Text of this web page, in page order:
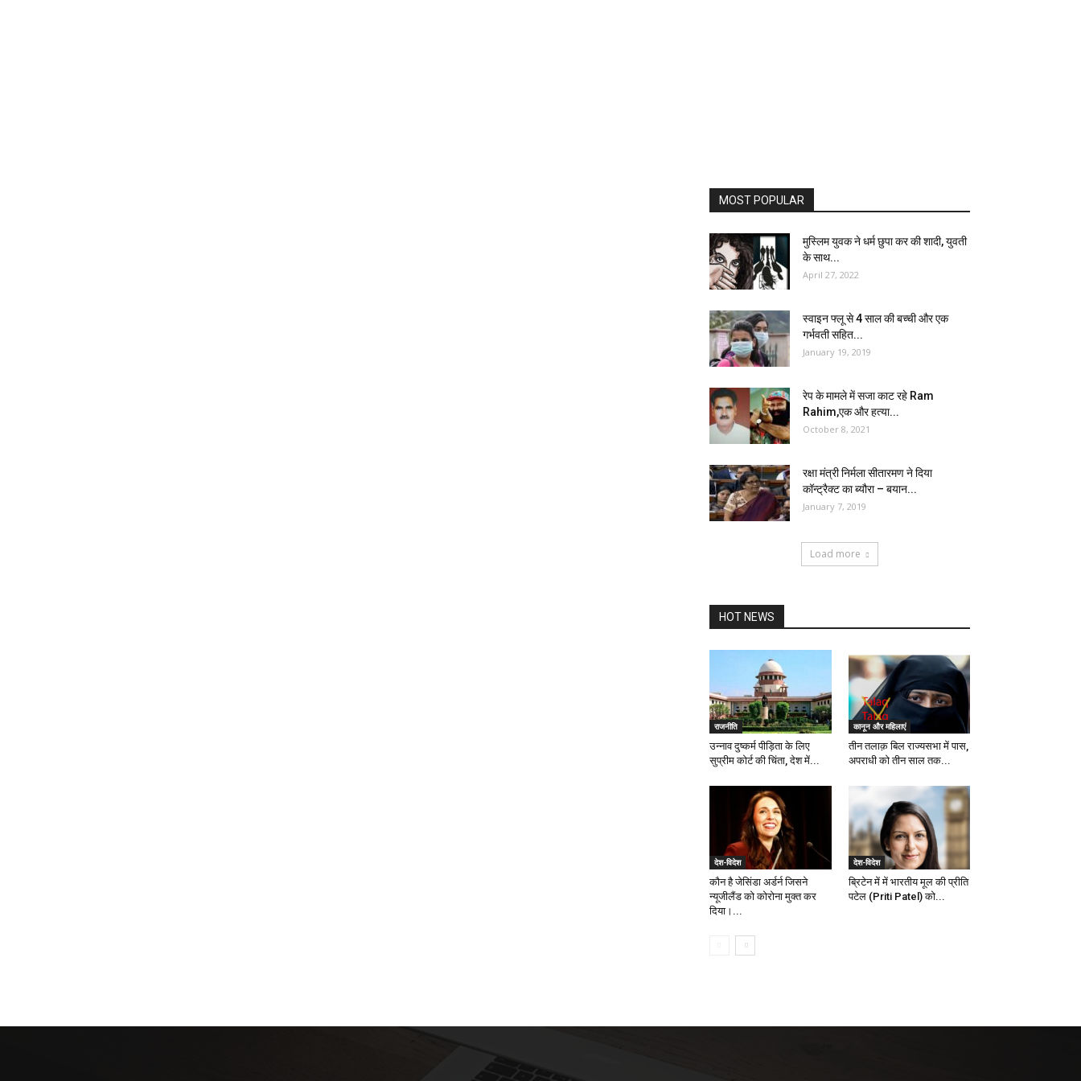
MOST POPULAR
मुस्लिम युवक ने धर्म छुपा कर की शादी, युवती
के साथ...
April 27, 2022
स्वाइन फ्लू से 4 साल की बच्ची और एक
गर्भवती सहित...
January 19, 2019
रेप के मामले में सजा काट रहे Ram
Rahim,एक और हत्या...
October 8, 2021
रक्षा मंत्री निर्मला सीतारमण ने दिया
कॉन्ट्रैक्ट का ब्यौरा – बयान...
January 7, 2019
Load more
HOT NEWS
राजनीति
उन्नाव दुष्कर्म पीड़िता के लिए
सुप्रीम कोर्ट की चिंता, देश में...
कानून और महिलाएं
तीन तलाक़ बिल राज्यसभा में पास,
अपराधी को तीन साल तक...
देश-विदेश
कौन है जेसिंडा अर्डर्न जिसने
न्यूजीलैंड को कोरोना मुक्त कर
दिया।...
देश-विदेश
ब्रिटेन में में भारतीय मूल की प्रीति
पटेल (Priti Patel) को...